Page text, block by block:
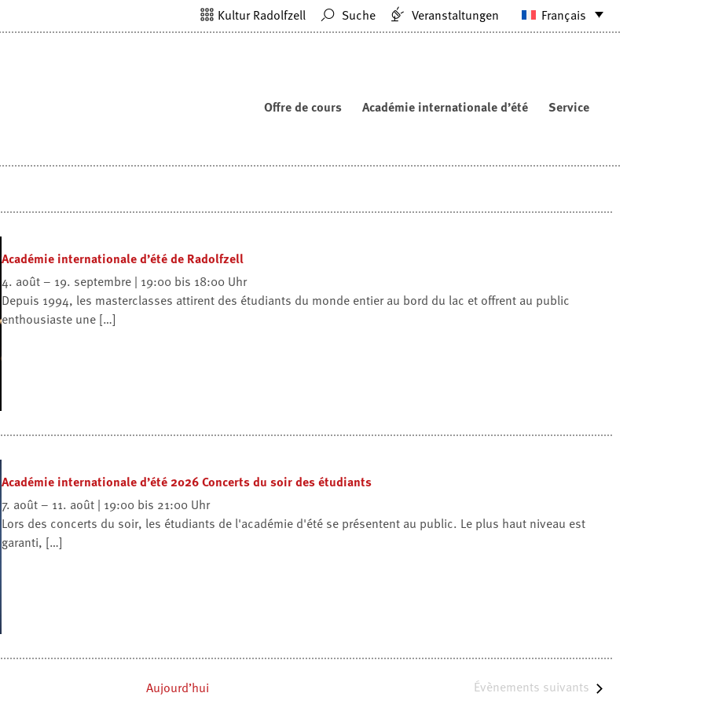
Français
Kultur Radolfzell Suche Veranstaltungen
Offre de cours Académie internationale d’été Service
Académie internationale d’été de Radolfzell
4. août – 19. septembre | 19:00 bis 18:00 Uhr
Depuis 1994, les masterclasses attirent des étudiants du monde entier au bord du lac et offrent au public
enthousiaste une […]
Académie internationale d’été 2026 Concerts du soir des étudiants
7. août – 11. août | 19:00 bis 21:00 Uhr
Lors des concerts du soir, les étudiants de l'académie d'été se présentent au public. Le plus haut niveau est
garanti, […]
Aujourd’hui Évènements suivants